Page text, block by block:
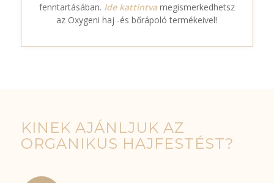
fenntartásában. Ide kattintvamegismerkedhetsz
az Oxygeni haj -és bőrápoló termékeivel!
KINEK AJÁNLJUK AZ
ORGANIKUS HAJFESTÉST?